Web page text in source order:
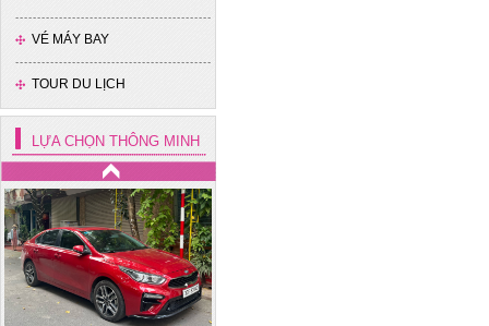
VÉ MÁY BAY
TOUR DU LỊCH
LỰA CHỌN THÔNG MINH
Xe 4 chỗ - Kia Cerato